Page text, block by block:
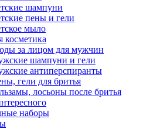
шампуни
пены и гели
мыло
косметика
за лицом для мужчин
шампуни и гели
антиперспиранты
гели для бритья
лосьоны после бритья
наборы